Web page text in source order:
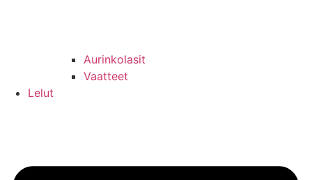
Aurinkolasit
Vaatteet
Lelut